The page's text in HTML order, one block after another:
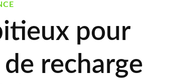
pour
recharge